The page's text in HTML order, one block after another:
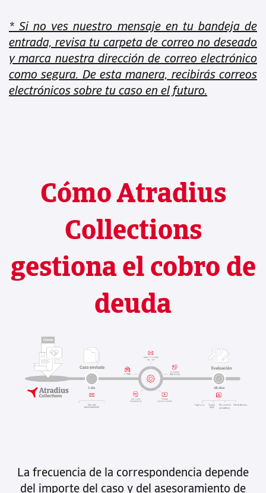
* Si no ves nuestro mensaje en tu bandeja de
entrada, revisa tu carpeta de correo no deseado
y marca nuestra dirección de correo electrónico
como segura. De esta manera, recibirás correos
electrónicos sobre tu caso en el futuro.
Cómo Atradius
Collections
gestiona el cobro de
deuda
La frecuencia de la correspondencia depende
del importe del caso y del asesoramiento de